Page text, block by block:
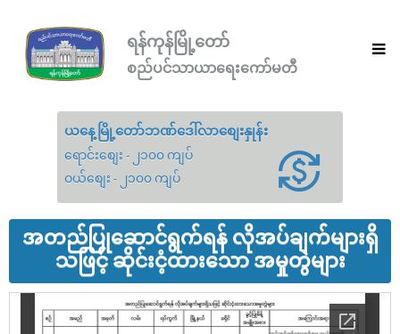
ရန်ကုန်မြို့တော်
စည်ပင်သာယာရေးကော်မတီ
ယနေ့မြို့တော်ဘဏ်ဒေါ်လာစျေးနှုန်း
ရောင်းစျေး - ၂၁၀၀ ကျပ်
ဝယ်စျေး - ၂၁၀၀ ကျပ်
အတည်ပြုဆောင်ရွက်ရန် လိုအပ်ချက်များရှိ
သဖြင့် ဆိုင်းငံ့ထားသော အမှုတွဲများ